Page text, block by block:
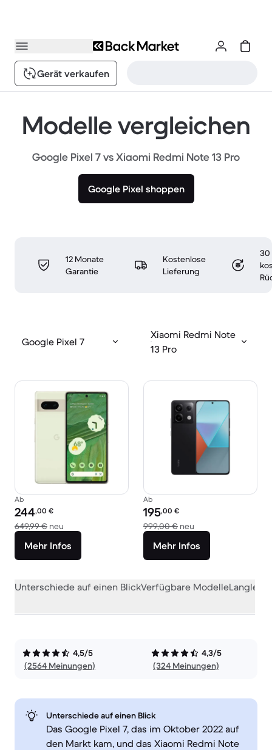
Gerät verkaufen
Modelle vergleichen
Google Pixel 7 vs Xiaomi Redmi Note 13 Pro
Google Pixel shoppen
12 Monate
Garantie
Kostenlose
Lieferung
30
Google Pixel 7
Xiaomi Redmi Note
13 Pro
Ab
Preis des erneuerten Produkts:
244,00 €
649,99 € neu Im Vergleich zum Neupreis von 649,99 €
Mehr Infos
Ab
Preis des erneuerten Produkts:
195,00 €
999,00 € neu
Mehr Infos
Unterschiede auf einen BlickVerfügbare Modelle
4,5/5
(2564 Meinungen)
4,3/5
(324 Meinungen)
Unterschiede auf einen Blick
Das Google Pixel 7, das im Oktober 2022 auf
den Markt kam, und das Xiaomi Redmi Note